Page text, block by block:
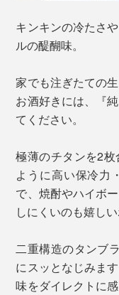
キンキンの冷たさ
ルの醍醐味。
家でも注ぎたての
お酒好きには、『
てください。
極薄のチタンを2
ように高い保冷力
で、焼酎やハイボ
しにくいのも嬉しい
二重構造のタンブ
にスッとなじみま
味をダイレクトに